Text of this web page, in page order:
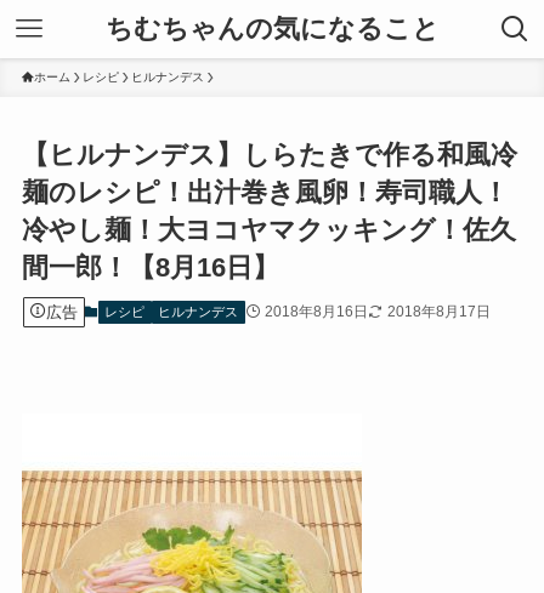
ちむちゃんの気になること
ホーム レシピ ヒルナンデス
【ヒルナンデス】しらたきで作る和風冷
麺のレシピ！出汁巻き風卵！寿司職人！
冷やし麺！大ヨコヤマクッキング！佐久
間一郎！【8月16日】
広告 レシピ ヒルナンデス 2018年8月16日 2018年8月17日